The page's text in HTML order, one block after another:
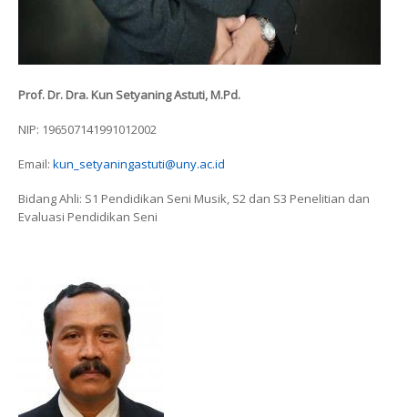
Prof. Dr. Dra. Kun Setyaning Astuti, M.Pd.
NIP: 196507141991012002
Email: kun_setyaningastuti@uny.ac.id
Bidang Ahli: S1 Pendidikan Seni Musik, S2 dan S3 Penelitian dan
Evaluasi Pendidikan Seni